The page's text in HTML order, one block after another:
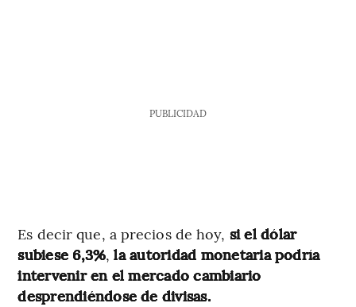
PUBLICIDAD
Es decir que, a precios de hoy, si el dólar
subiese 6,3%,la autoridad monetaria podría
intervenir en el mercado cambiario
desprendiéndose de divisas.